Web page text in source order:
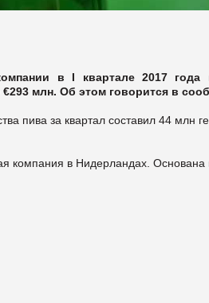
в I квартале 2017
€293 млн. Об этом говорится в
пива за квартал составил 44 млн
компания в Нидерландах. Основана